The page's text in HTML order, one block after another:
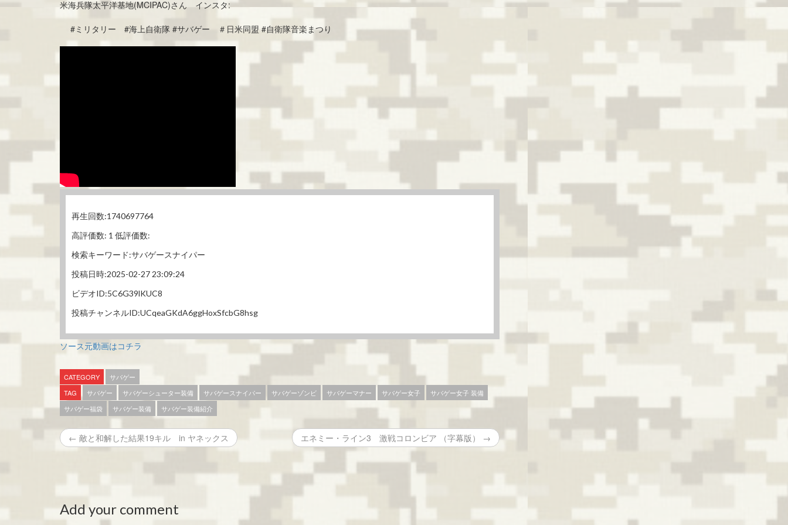
米海兵隊太平洋基地(MCIPAC)さん インスタ:
#ミリタリー #海上自衛隊 #サバゲー ＃日米同盟 #自衛隊音楽まつり
再生回数:1740697764
高評価数: 1 低評価数:
検索キーワード:サバゲースナイパー
投稿日時:2025-02-27 23:09:24
ビデオID:5C6G39lKUC8
投稿チャンネルID:UCqeaGKdA6ggHoxSfcbG8hsg
ソース元動画はコチラ
CATEGORY
サバゲー
TAG
サバゲー サバゲーシューター装備 サバゲースナイパー サバゲーゾンビ サバゲーマナー サバゲー女子
サバゲー女子 装備
サバゲー福袋
サバゲー装備 サバゲー装備紹介
← 敵と和解した結果19キル in ヤネックス エネミー・ライン3 激戦コロンビア （字幕版） →
Add your comment